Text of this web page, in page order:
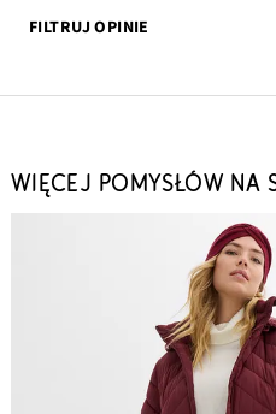
FILTRUJ OPINIE
WIĘCEJ POMYSŁÓW NA